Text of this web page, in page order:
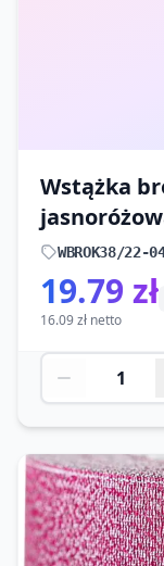
Wstążka
WBROK38/22-
19.79 zł
16.09 zł netto